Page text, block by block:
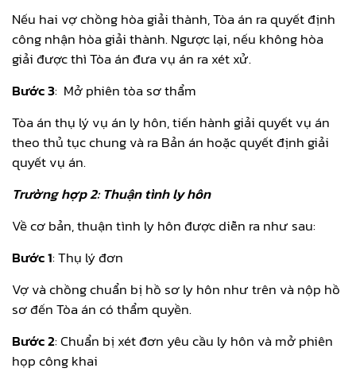
Nếu hai vợ chồng hòa giải thành, Tòa án ra quyết định
công nhận hòa giải thành. Ngược lại, nếu không hòa
giải được thì Tòa án đưa vụ án ra xét xử.
Bước 3: Mở phiên tòa sơ thẩm
Tòa án thụ lý vụ án ly hôn, tiến hành giải quyết vụ án
theo thủ tục chung và ra Bản án hoặc quyết định giải
quyết vụ án.
Trường hợp 2: Thuận tình ly hôn
Về cơ bản, thuận tình ly hôn được diễn ra như sau:
Bước 1: Thụ lý đơn
Vợ và chồng chuẩn bị hồ sơ ly hôn như trên và nộp hồ
sơ đến Tòa án có thẩm quyền.
Bước 2: Chuẩn bị xét đơn yêu cầu ly hôn và mở phiên
họp công khai